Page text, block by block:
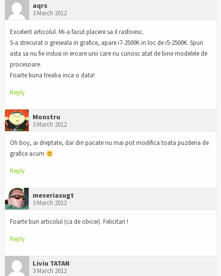
aqrs
3 March 2012
Excelent articolul. Mi-a facut placere sa il rasfoiesc.
S-a strecurat o greseala in grafice, apare i7-2500K in loc de i5-2500K. Spun
asta sa nu fie indusi in eroare unii care nu cunosc atat de bine modelele de
procesoare.
Foarte buna treaba inca o data!
Reply
Monstru
3 March 2012
Oh boy, ai dreptate, dar din pacate nu mai pot modifica toata puzderia de
grafice acum
Reply
meseriasugt
3 March 2012
Foarte bun articolul (ca de obicei). Felicitari !
Reply
Liviu TATAN
3 March 2012